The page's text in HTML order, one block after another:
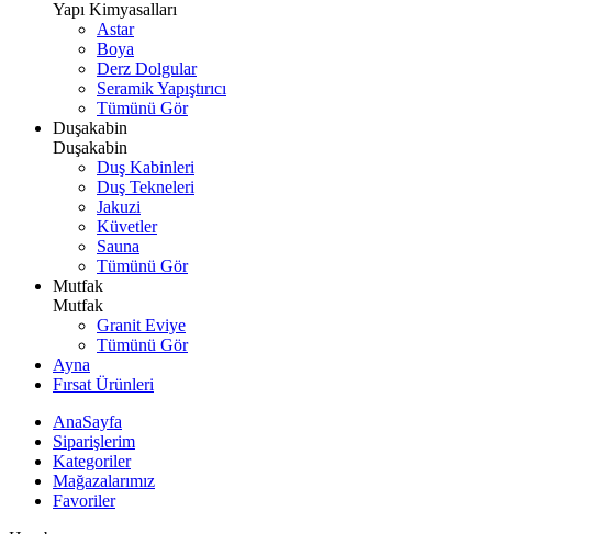
Yapı Kimyasalları
Astar
Boya
Derz Dolgular
Seramik Yapıştırıcı
Tümünü Gör
Duşakabin
Duşakabin
Duş Kabinleri
Duş Tekneleri
Jakuzi
Küvetler
Sauna
Tümünü Gör
Mutfak
Mutfak
Granit Eviye
Tümünü Gör
Ayna
Fırsat Ürünleri
AnaSayfa
Siparişlerim
Kategoriler
Mağazalarımız
Favoriler